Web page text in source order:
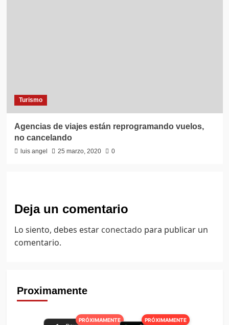
Turismo
Agencias de viajes están reprogramando vuelos,
no cancelando
luis angel 25 marzo, 2020 0
Deja un comentario
Lo siento, debes estar conectado para publicar un
comentario.
Proximamente
PRÓXIMAMENTE PRÓXIMAMENTE